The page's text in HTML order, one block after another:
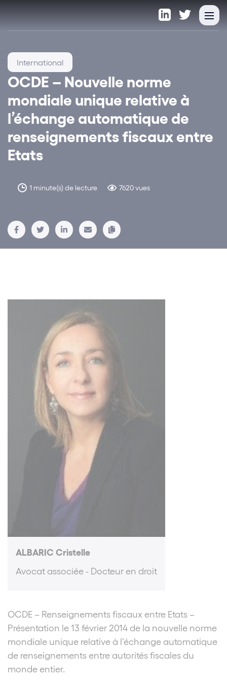
OCDE – Nouvelle norme
mondiale unique relative à
l’échange automatique de
renseignements fiscaux entre
Etats
1 minute(s) de lecture 7620 vues
International
ALBARIC Cristelle
Avocat associée - Docteur en droit
OCDE – Renseignements fiscaux entre Etats –
Présentation le 13 février 2014 de la nouvelle norme
mondiale unique relative à l’échange automatique
de renseignements entre autorités fiscales du
monde entier.